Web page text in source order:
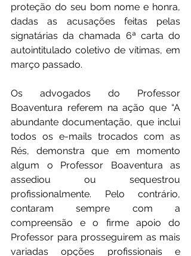
proteção do seu bom nome e honra,
dadas as acusações feitas pelas
signatárias da chamada 6ª carta do
autointitulado coletivo de vítimas, em
março passado.
Os advogados do Professor
Boaventura referem na ação que “A
abundante documentação, que inclui
todos os e-mails trocados com as
Rés, demonstra que em momento
algum o Professor Boaventura as
assediou ou sequestrou
profissionalmente. Pelo contrário,
contaram sempre com a
compreensão e o firme apoio do
Professor para prosseguirem as mais
variadas opções profissionais e